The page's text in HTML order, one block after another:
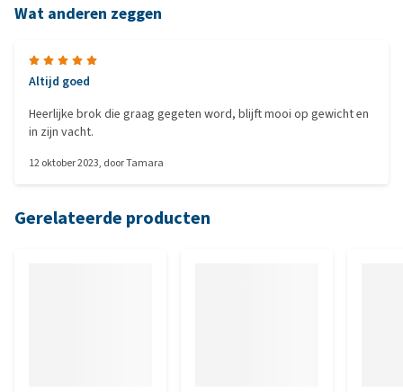
Wat anderen zeggen
Altijd goed
Heerlijke brok die graag gegeten word, blijft mooi op gewicht en
in zijn vacht.
12 oktober 2023, doorTamara
Gerelateerde producten